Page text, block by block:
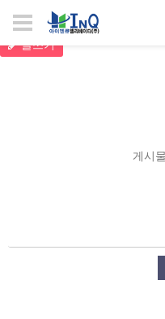
글쓰기
게시